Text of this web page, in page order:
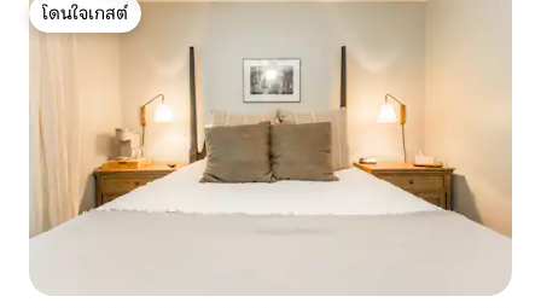
โดนใจเกสต์
โดนใจเกสต์